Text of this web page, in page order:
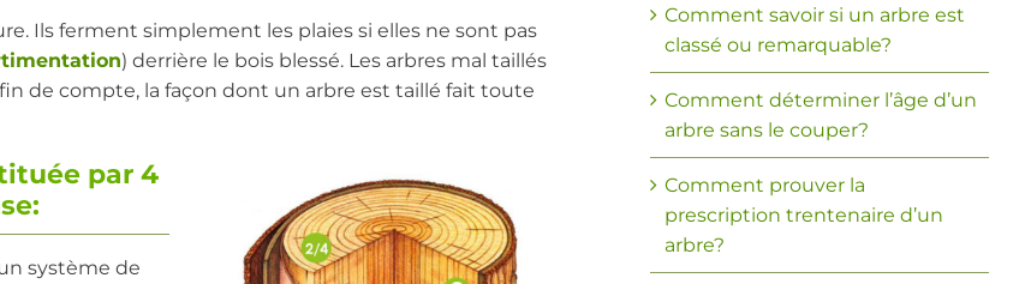
Ils ferment simplement les plaies si elles ne sont pas
) derrière le bois blessé. Les arbres mal taillés
de compte, la façon dont un arbre est taillé fait toute
par 4
système de
Comment savoir si un arbre est
classé ou remarquable?
Comment déterminer l’âge d’un
arbre sans le couper?
Comment prouver la
prescription trentenaire d’un
arbre?